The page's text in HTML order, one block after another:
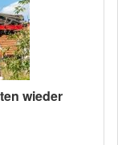
wieder